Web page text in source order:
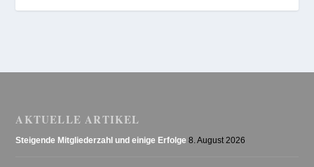
AKTUELLE ARTIKEL
Steigende Mitgliederzahl und einige Erfolge 8. August 2026